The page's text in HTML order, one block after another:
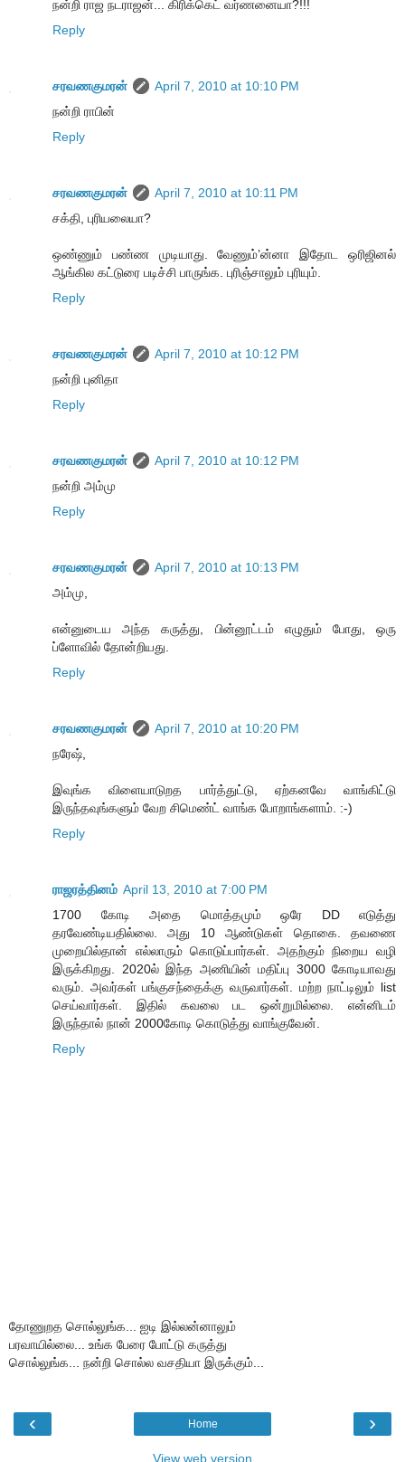
நன்றி ராஜ நடராஜன்... கிரிக்கெட் வர்ணனையா?!!!
Reply
சரவணகுமரன்
April 7, 2010 at 10:10 PM
நன்றி ராபின்
Reply
சரவணகுமரன்
April 7, 2010 at 10:11 PM
சக்தி, புரியலையா?
ஒண்ணும் பண்ண முடியாது. வேணும்’ன்னா இதோட ஒரிஜினல்
ஆங்கில கட்டுரை படிச்சி பாருங்க. புரிஞ்சாலும் புரியும்.
Reply
சரவணகுமரன்
April 7, 2010 at 10:12 PM
நன்றி புனிதா
Reply
சரவணகுமரன்
April 7, 2010 at 10:12 PM
நன்றி அம்மு
Reply
சரவணகுமரன்
April 7, 2010 at 10:13 PM
அம்மு,
என்னுடைய அந்த கருத்து, பின்னூட்டம் எழுதும் போது, ஒரு
ப்ளோவில் தோன்றியது.
Reply
சரவணகுமரன்
April 7, 2010 at 10:20 PM
நரேஷ்,
இவுங்க விளையாடுறத பார்த்துட்டு, ஏற்கனவே வாங்கிட்டு
இருந்தவுங்களும் வேற சிமெண்ட் வாங்க போறாங்களாம். :-)
Reply
ராஜரத்தினம் April 13, 2010 at 7:00 PM
1700 கோடி அதை மொத்தமும் ஒரே DD எடுத்து
தரவேண்டியதில்லை. அது 10 ஆண்டுகள் தொகை. தவணை
முறையில்தான் எல்லாரும் கொடுப்பார்கள். அதற்கும் நிறைய வழி
இருக்கிறது. 2020ல் இந்த அணியின் மதிப்பு 3000 கோடியாவது
வரும். அவர்கள் பங்குசந்தைக்கு வருவார்கள். மற்ற நாட்டிலும் list
செய்வார்கள். இதில் கவலை பட ஒன்றுமில்லை. என்னிடம்
இருந்தால் நான் 2000கோடி கொடுத்து வாங்குவேன்.
Reply
தோணுறத சொல்லுங்க... ஐடி இல்லன்னாலும்
பரவாயில்லை... உங்க பேரை போட்டு கருத்து
சொல்லுங்க... நன்றி சொல்ல வசதியா இருக்கும்...
‹ ›
Home
View web version